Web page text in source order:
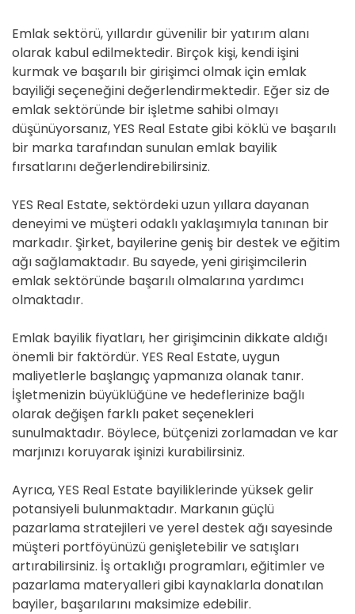
Emlak sektörü, yıllardır güvenilir bir yatırım alanı
olarak kabul edilmektedir. Birçok kişi, kendi işini
kurmak ve başarılı bir girişimci olmak için emlak
bayiliği seçeneğini değerlendirmektedir. Eğer siz de
emlak sektöründe bir işletme sahibi olmayı
düşünüyorsanız, YES Real Estate gibi köklü ve başarılı
bir marka tarafından sunulan emlak bayilik
fırsatlarını değerlendirebilirsiniz.
YES Real Estate, sektördeki uzun yıllara dayanan
deneyimi ve müşteri odaklı yaklaşımıyla tanınan bir
markadır. Şirket, bayilerine geniş bir destek ve eğitim
ağı sağlamaktadır. Bu sayede, yeni girişimcilerin
emlak sektöründe başarılı olmalarına yardımcı
olmaktadır.
Emlak bayilik fiyatları, her girişimcinin dikkate aldığı
önemli bir faktördür. YES Real Estate, uygun
maliyetlerle başlangıç yapmanıza olanak tanır.
İşletmenizin büyüklüğüne ve hedeflerinize bağlı
olarak değişen farklı paket seçenekleri
sunulmaktadır. Böylece, bütçenizi zorlamadan ve kar
marjınızı koruyarak işinizi kurabilirsiniz.
Ayrıca, YES Real Estate bayiliklerinde yüksek gelir
potansiyeli bulunmaktadır. Markanın güçlü
pazarlama stratejileri ve yerel destek ağı sayesinde
müşteri portföyünüzü genişletebilir ve satışları
artırabilirsiniz. İş ortaklığı programları, eğitimler ve
pazarlama materyalleri gibi kaynaklarla donatılan
bayiler, başarılarını maksimize edebilir.